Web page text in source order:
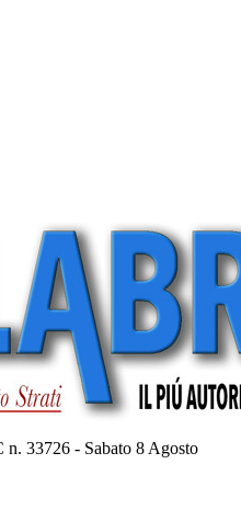
33726 - Sabato 8 Agosto